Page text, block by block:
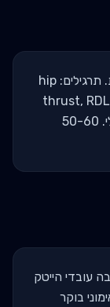
דגש על שרירי תחתון (ישבן, רגליים) ושכמות. תרגילים: hip
thrust,
lat pulldown. שילוב עם אימון קצב מטבולי. 50-60
עובדי הייטק
בוקר